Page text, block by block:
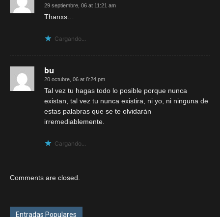
29 septiembre, 06 at 11:21 am
Thanxs…
Cargando...
bu
20 octubre, 06 at 8:24 pm
Tal vez tu hagas todo lo posible porque nunca
existan, tal vez tu nunca existira, ni yo, ni ninguna de
estas palabras que se te olvidarán
irremediablemente.
Cargando...
Comments are closed.
Entradas Populares